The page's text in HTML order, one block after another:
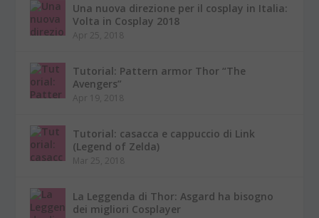
Una nuova direzione per il cosplay in Italia:
Volta in Cosplay 2018
Apr 25, 2018
Tutorial: Pattern armor Thor “The
Avengers”
Apr 19, 2018
Tutorial: casacca e cappuccio di Link
(Legend of Zelda)
Mar 25, 2018
La Leggenda di Thor: Asgard ha bisogno
dei migliori Cosplayer